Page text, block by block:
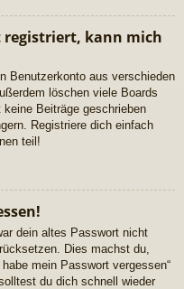
registriert, kann mich
Benutzerkonto aus verschieden
löschen viele Boards
Beiträge geschrieben
Registriere dich einfach
teil!
dein altes Passwort nicht
Dies machst du,
mein Passwort vergessen“
du dich schnell wieder